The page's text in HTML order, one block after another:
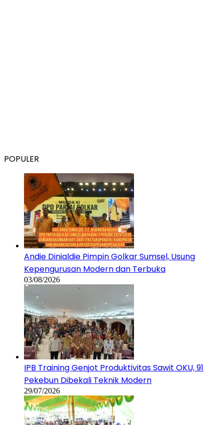
POPULER
Andie Dinialdie Pimpin Golkar Sumsel, Usung
Kepengurusan Modern dan Terbuka
03/08/2026
IPB Training Genjot Produktivitas Sawit OKU, 91
Pekebun Dibekali Teknik Modern
29/07/2026